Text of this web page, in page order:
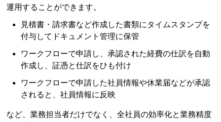
運用することができます。
見積書・請求書など作成した書類にタイムスタンプを
付与してドキュメント管理に保管
ワークフローで申請し、承認された経費の仕訳を自動
作成し、証憑と仕訳をひも付け
ワークフローで申請した社員情報や休業届などが承認
されると、社員情報に反映
など、業務担当者だけでなく、全社員の効率化と業務精度